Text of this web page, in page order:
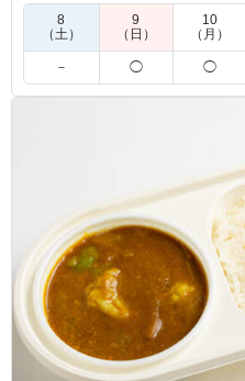
※オプションにてスリーブケー
す。ご希望の際は下記「ご飯
アサリがゴロゴロ入ってい
レーのルーが少なく見えた
です。 ご飯の量もしっかり
になります。 芋なしでちょ
ご利用シーン： 懇親会›ランチ
東京都港区虎ノ門
2026/04/22
8
（土）
9
（日）
10
（月）
－ ◯ ◯